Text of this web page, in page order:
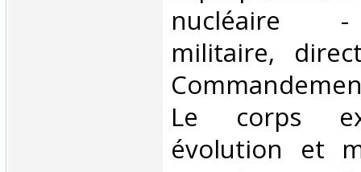
nucléaire
militaire,
Le corps
évolution et